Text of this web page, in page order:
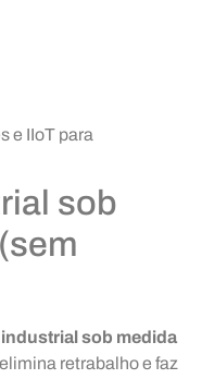
e IIoT para
sob
sob medida
retrabalho e faz